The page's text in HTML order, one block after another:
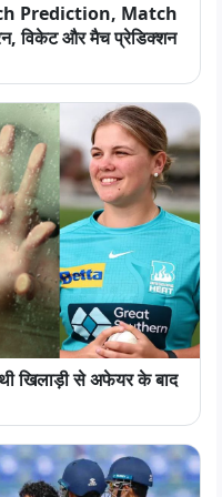
Prediction, Match
विकेट और मैच प्रेडिक्शन
खिलाड़ी से अफेयर के बाद